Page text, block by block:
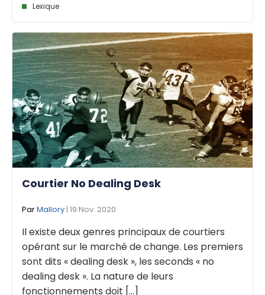
Lexique
Courtier No Dealing Desk
ParMallory | 19 Nov. 2020
Il existe deux genres principaux de courtiers
opérant sur le marché de change. Les premiers
sont dits « dealing desk », les seconds « no
dealing desk ». La nature de leurs
fonctionnements doit [...]